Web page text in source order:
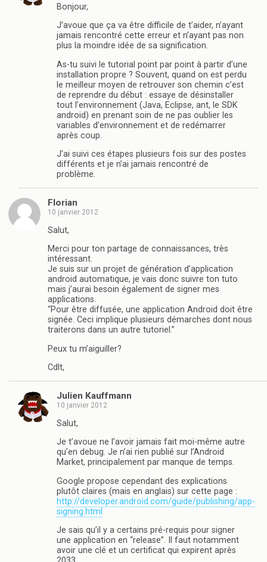
Bonjour,
J’avoue que ça va être difficile de t’aider, n’ayant
jamais rencontré cette erreur et n’ayant pas non
plus la moindre idée de sa signification.
As-tu suivi le tutorial point par point à partir d’une
installation propre ? Souvent, quand on est perdu
le meilleur moyen de retrouver son chemin c’est
de reprendre du début : essaye de désinstaller
tout l’environnement (Java, Eclipse, ant, le SDK
android) en prenant soin de ne pas oublier les
variables d’environnement et de redémarrer
après coup.
J’ai suivi ces étapes plusieurs fois sur des postes
différents et je n’ai jamais rencontré de
problème.
Florian
10 janvier 2012
Salut,
Merci pour ton partage de connaissances, très
intéressant.
Je suis sur un projet de génération d’application
android automatique, je vais donc suivre ton tuto
mais j’aurai besoin également de signer mes
applications.
“Pour être diffusée, une application Android doit être
signée. Ceci implique plusieurs démarches dont nous
traiterons dans un autre tutoriel.”
Peux tu m’aiguiller?
Cdlt,
Julien Kauffmann
10 janvier 2012
Salut,
Je t’avoue ne l’avoir jamais fait moi-même autre
qu’en debug. Je n’ai rien publié sur l’Android
Market, principalement par manque de temps.
Google propose cependant des explications
plutôt claires (mais en anglais) sur cette page :
http://developer.android.com/guide/publishing/app-
signing.html
Je sais qu’il y a certains pré-requis pour signer
une application en “release”. Il faut notamment
avoir une clé et un certificat qui expirent après